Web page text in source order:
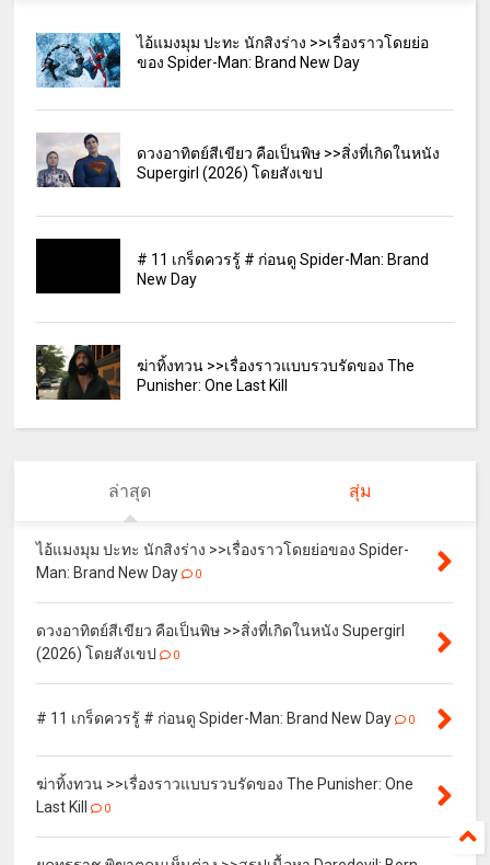
ไอ้แมงมุม ปะทะ นักสิงร่าง >>เรื่องราวโดยย่อ
ของ Spider-Man: Brand New Day
ดวงอาทิตย์สีเขียว คือเป็นพิษ >>สิ่งที่เกิดในหนัง
Supergirl (2026) โดยสังเขป
# 11 เกร็ดควรรู้ # ก่อนดู Spider-Man: Brand
New Day
ฆ่าทิ้งทวน >>เรื่องราวแบบรวบรัดของ The
Punisher: One Last Kill
ล่าสุด สุ่ม
ไอ้แมงมุม ปะทะ นักสิงร่าง >>เรื่องราวโดยย่อของ Spider-
Man: Brand New Day
0
ดวงอาทิตย์สีเขียว คือเป็นพิษ >>สิ่งที่เกิดในหนัง Supergirl
(2026) โดยสังเขป
0
# 11 เกร็ดควรรู้ # ก่อนดู Spider-Man: Brand New Day 0
ฆ่าทิ้งทวน >>เรื่องราวแบบรวบรัดของ The Punisher: One
Last Kill
0